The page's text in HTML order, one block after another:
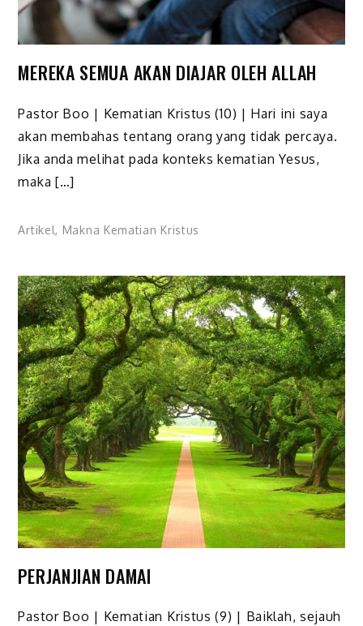
MEREKA SEMUA AKAN DIAJAR OLEH ALLAH
Pastor Boo | Kematian Kristus (10) | Hari ini saya
akan membahas tentang orang yang tidak percaya.
Jika anda melihat pada konteks kematian Yesus,
maka […]
Artikel, Makna Kematian Kristus
PERJANJIAN DAMAI
Pastor Boo | Kematian Kristus (9) | Baiklah, sejauh